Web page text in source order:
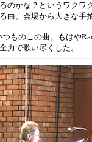
るのかな？というワク
曲。会場から大きな手
つものこの曲。もは
力で歌い尽くした。